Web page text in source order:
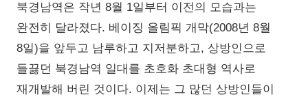
북경남역은 작년 8월 1일부터 이전의 모습과는
완전히 달라졌다. 베이징 올림픽 개막(2008년 8월
8일)을 앞두고 남루하고 지저분하고, 상방인으로
들끓던 북경남역 일대를 초호화 초대형 역사로
재개발해 버린 것이다. 이제는 그 많던 상방인들이